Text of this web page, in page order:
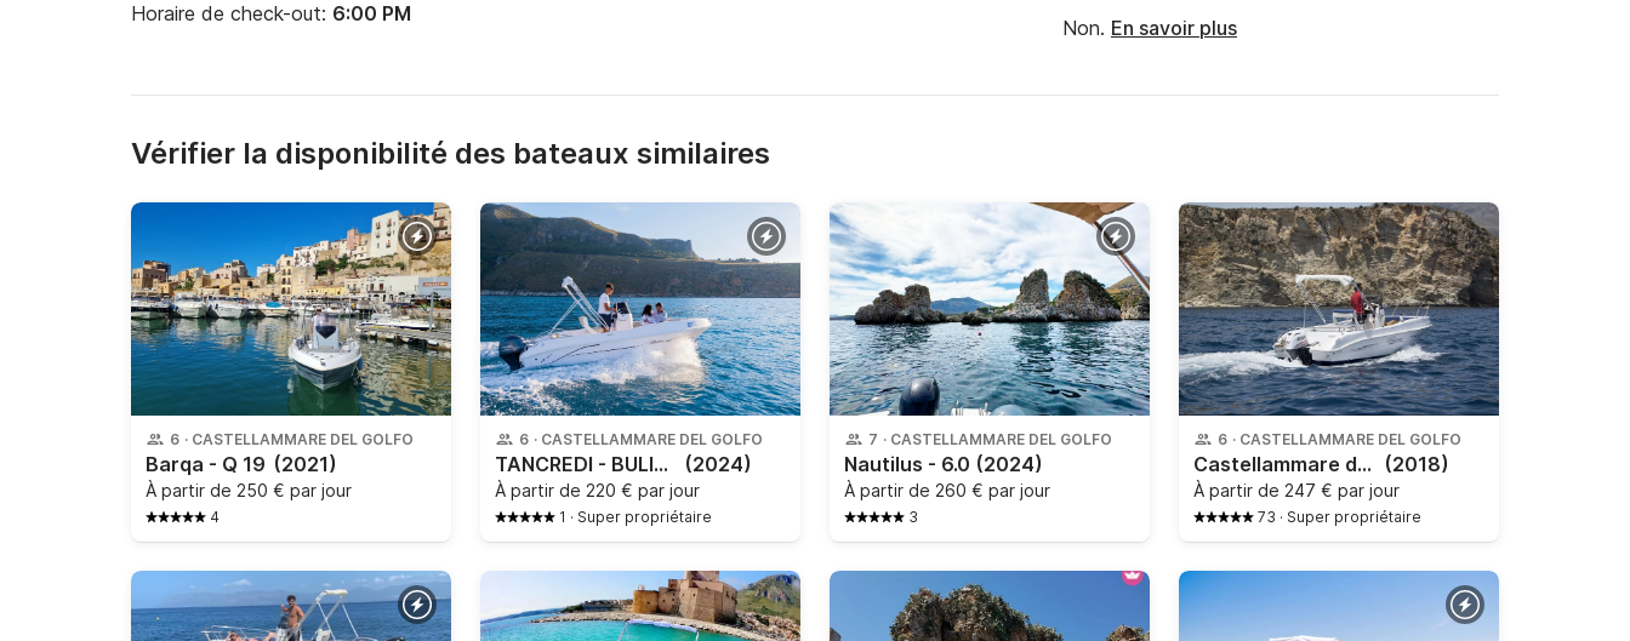
Horaire de check-out: 6:00 PM
Non. En savoir plus
Vérifier la disponibilité des bateaux similaires
6 · CASTELLAMMARE DEL GOLFO
Barqa - Q 19 (2021)
À partir de 250 € par jour
4
6 · CASTELLAMMARE DEL GOLFO
TANCREDI - BULINE OPEN 19 (2024)
À partir de 220 € par jour
1 · Super propriétaire
7 · CASTELLAMMARE DEL GOLFO
Nautilus - 6.0 (2024)
À partir de 260 € par jour
3
6 · CASTELLAMMARE DEL GOLFO
Castellammare del Golfo - Blumax 19 (2018)
À partir de 247 € par jour
73 · Super propriétaire